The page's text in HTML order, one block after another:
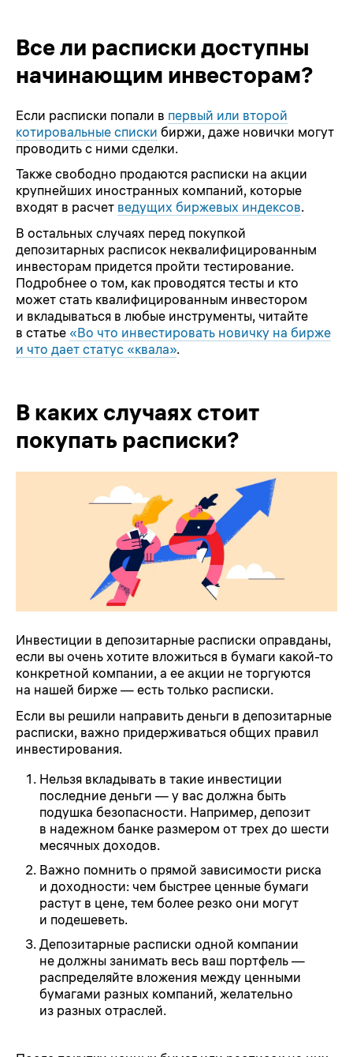
Все ли расписки доступны
начинающим инвесторам?
Если расписки попали в первый или второй
котировальные списки биржи, даже новички могут
проводить с ними сделки.
Также свободно продаются расписки на акции
крупнейших иностранных компаний, которые
входят в расчет ведущих биржевых индексов.
В остальных случаях перед покупкой
депозитарных расписок неквалифицированным
инвесторам придется пройти тестирование.
Подробнее о том, как проводятся тесты и кто
может стать квалифицированным инвестором
и вкладываться в любые инструменты, читайте
в статье «Во что инвестировать новичку на бирже
и что дает статус «квала».
В каких случаях стоит
покупать расписки?
Инвестиции в депозитарные расписки оправданы,
если вы очень хотите вложиться в бумаги какой-то
конкретной компании, а ее акции не торгуются
на нашей бирже — есть только расписки.
Если вы решили направить деньги в депозитарные
расписки, важно придерживаться общих правил
инвестирования.
Нельзя вкладывать в такие инвестиции
последние деньги — у вас должна быть
подушка безопасности. Например, депозит
в надежном банке размером от трех до шести
месячных доходов.
Важно помнить о прямой зависимости риска
и доходности: чем быстрее ценные бумаги
растут в цене, тем более резко они могут
и подешеветь.
Депозитарные расписки одной компании
не должны занимать весь ваш портфель —
распределяйте вложения между ценными
бумагами разных компаний, желательно
из разных отраслей.